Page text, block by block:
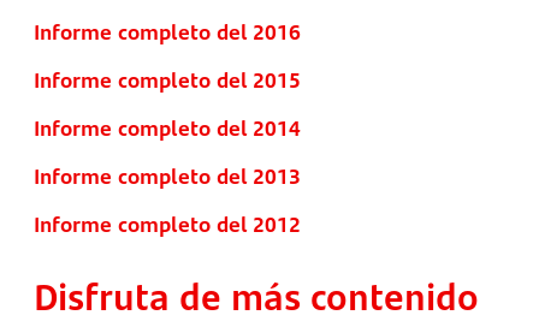
Informe completo del 2016
Informe completo del 2015
Informe completo del 2014
Informe completo del 2013
Informe completo del 2012
Disfruta de más contenido